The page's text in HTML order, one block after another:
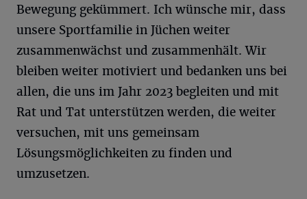
Bewegung gekümmert. Ich wünsche mir, dass
unsere Sportfamilie in Jüchen weiter
zusammenwächst und zusammenhält. Wir
bleiben weiter motiviert und bedanken uns bei
allen, die uns im Jahr 2023 begleiten und mit
Rat und Tat unterstützen werden, die weiter
versuchen, mit uns gemeinsam
Lösungsmöglichkeiten zu finden und
umzusetzen.